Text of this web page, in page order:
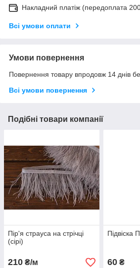
Накладний платіж (передоплата
Всі умови оплати
Умови повернення
Повернення товару впродовж 14 днів
Всі умови повернення
Подібні товари компанії
Пір'я страуса на стрічці
(сірі)
210 ₴/м
Підвіска
60₴